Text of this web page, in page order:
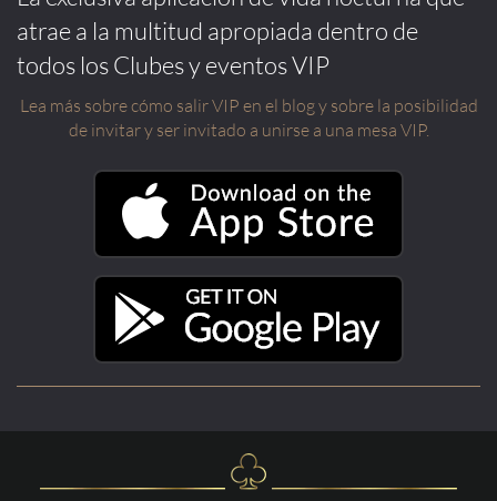
atrae a la multitud apropiada dentro de
todos los Clubes y eventos VIP
Lea más sobre cómo salir VIP en el blog y sobre la posibilidad
de invitar y ser invitado a unirse a una mesa VIP.